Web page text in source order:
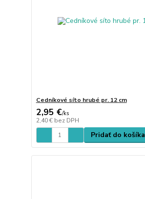
Cedníkové síto hrubé pr. 12 cm
2,95 €/ks
2,40 € bez DPH
Pridať do košíka